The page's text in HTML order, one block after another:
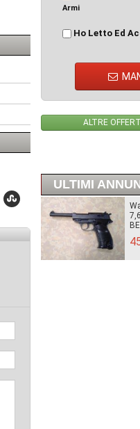
Armi
Ho Letto Ed
ALTRE
ULTIMI